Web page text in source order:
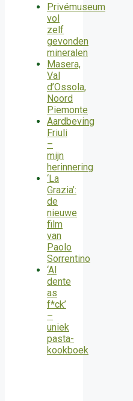
Privémuseum
vol
zelf
gevonden
mineralen
Masera,
Val
d’Ossola,
Noord
Piemonte
Aardbeving
Friuli
–
mijn
herinnering
‘La
Grazia’:
de
nieuwe
film
van
Paolo
Sorrentino
‘Al
dente
as
f*ck’
–
uniek
pasta-
kookboek